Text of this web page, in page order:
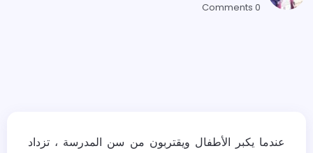
0 Comments
عندما يكبر الأطفال ويقتربون من سن المدرسة ، تزداد